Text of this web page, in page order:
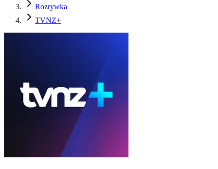
Rozrywka
TVNZ+